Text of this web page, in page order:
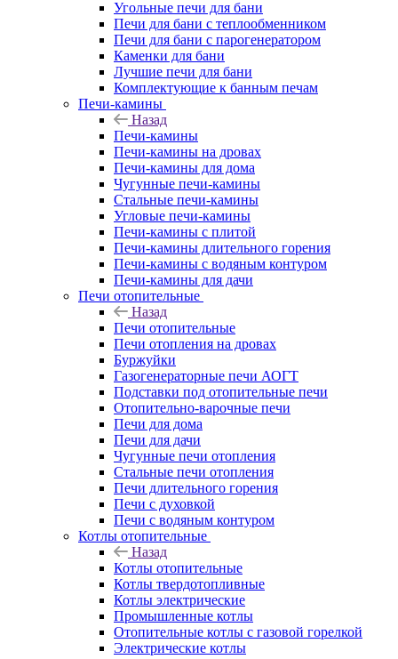
Угольные печи для бани
Печи для бани с теплообменником
Печи для бани с парогенератором
Каменки для бани
Лучшие печи для бани
Комплектующие к банным печам
Печи-камины
Назад
Печи-камины
Печи-камины на дровах
Печи-камины для дома
Чугунные печи-камины
Стальные печи-камины
Угловые печи-камины
Печи-камины с плитой
Печи-камины длительного горения
Печи-камины с водяным контуром
Печи-камины для дачи
Печи отопительные
Назад
Печи отопительные
Печи отопления на дровах
Буржуйки
Газогенераторные печи АОГТ
Подставки под отопительные печи
Отопительно-варочные печи
Печи для дома
Печи для дачи
Чугунные печи отопления
Стальные печи отопления
Печи длительного горения
Печи с духовкой
Печи с водяным контуром
Котлы отопительные
Назад
Котлы отопительные
Котлы твердотопливные
Котлы электрические
Промышленные котлы
Отопительные котлы с газовой горелкой
Электрические котлы